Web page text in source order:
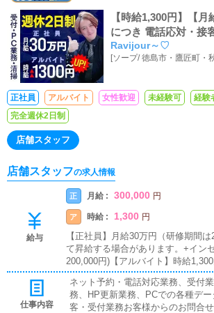
【時給1,300円】【
につき 電話応対・接
るスーパーアルバイ
募集
Ravijour～♡
[ソープ/徳島市・鷹匠町・
正社員 アルバイト 女性歓迎 未経験可 経験
完全週休2日制
店舗スタッフ
店舗スタッフの求人情報
給与
正 月給 : 300,000 円
ア 時給 : 1,300 円
【正社員】月給30万円（研修期間
て昇給する場合があります。+イン
200,000円)【アルバイト】時給
0円）週4日以上1日8時間勤務可能
り■賞与あり■昇給あり■残業代支給
可■週払い可
仕事内容
ネット予約・電話対応業務、受付
務、HP更新業務、PCでの各種デ
客・受付業務お客様からのお問合